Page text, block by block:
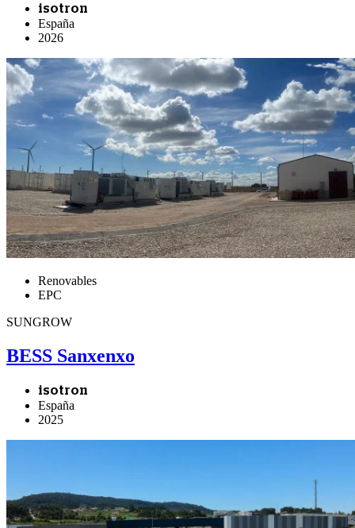
isotron
España
2026
Renovables
EPC
SUNGROW
BESS Sanxenxo
isotron
España
2025